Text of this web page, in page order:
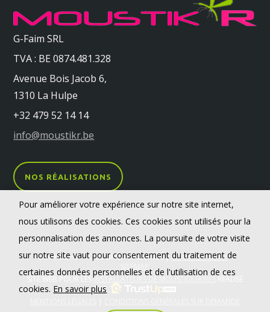
G-Faim SRL
TVA : BE 0874.481.328
Avenue Bois Jacob 6,
1310 La Hulpe
+32 479 52 14 14
info@moustikr.be
NOS RÉALISATIONS
COPYRIGHT - TOUS DROITS RÉSERVÉS | COOKIES POLICY-
SITEMAP
SITE WEB POUR LESINSTALLATEURS DE MOUSTIQUAIRES
PAR
Pour améliorer votre expérience sur notre site internet,
nous utilisons des cookies. Ces cookies sont utilisés pour la
personnalisation des annonces. La poursuite de votre visite
sur notre site vaut pour consentement du traitement de
certaines données personnelles et de l'utilisation de ces
cookies. En savoir plus